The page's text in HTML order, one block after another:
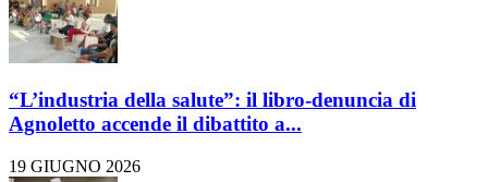
“L’industria della salute”: il libro-denuncia di
Agnoletto accende il dibattito a...
19 GIUGNO 2026